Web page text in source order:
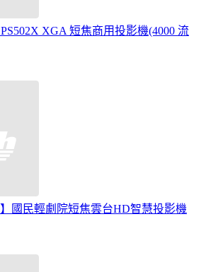
XGA 短焦商用投影機(4000 流
國民輕劇院短焦雲台HD智慧投影機